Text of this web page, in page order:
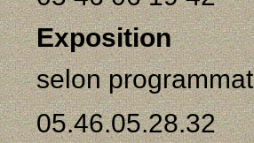
Exposition
selon
05.46.05.28.32